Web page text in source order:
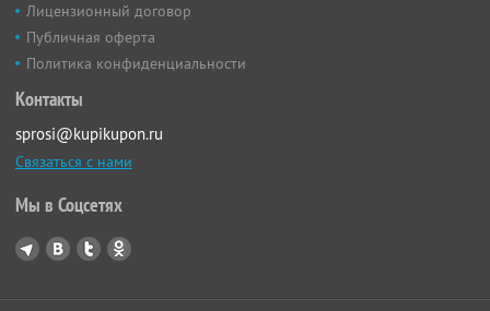
Лицензионный договор
Публичная оферта
Политика конфиденциальности
Контакты
sprosi@kupikupon.ru
Связаться с нами
Мы в Соцсетях